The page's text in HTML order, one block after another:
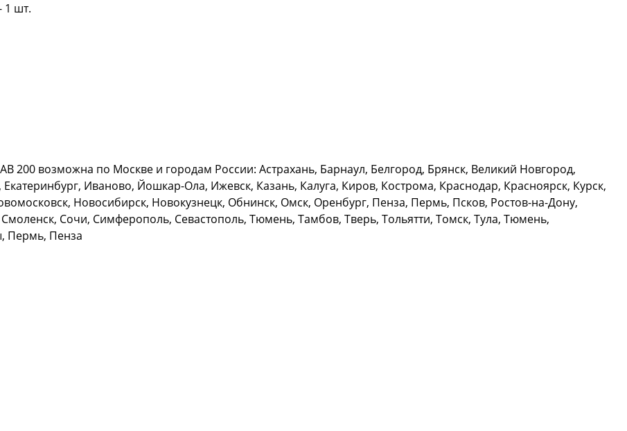
1 шт.
200 возможна по Москве и городам России: Астрахань, Барнаул, Белгород, Брянск, Великий Новгород,
Иваново, Йошкар-Ола, Ижевск, Казань, Калуга, Киров, Кострома, Краснодар, Красноярск, Курск,
Новосибирск, Новокузнецк, Обнинск, Омск, Оренбург, Пенза, Пермь, Псков, Ростов-на-Дону,
Сочи, Симферополь, Севастополь, Тюмень, Тамбов, Тверь, Тольятти, Томск, Тула, Тюмень,
Пермь, Пенза